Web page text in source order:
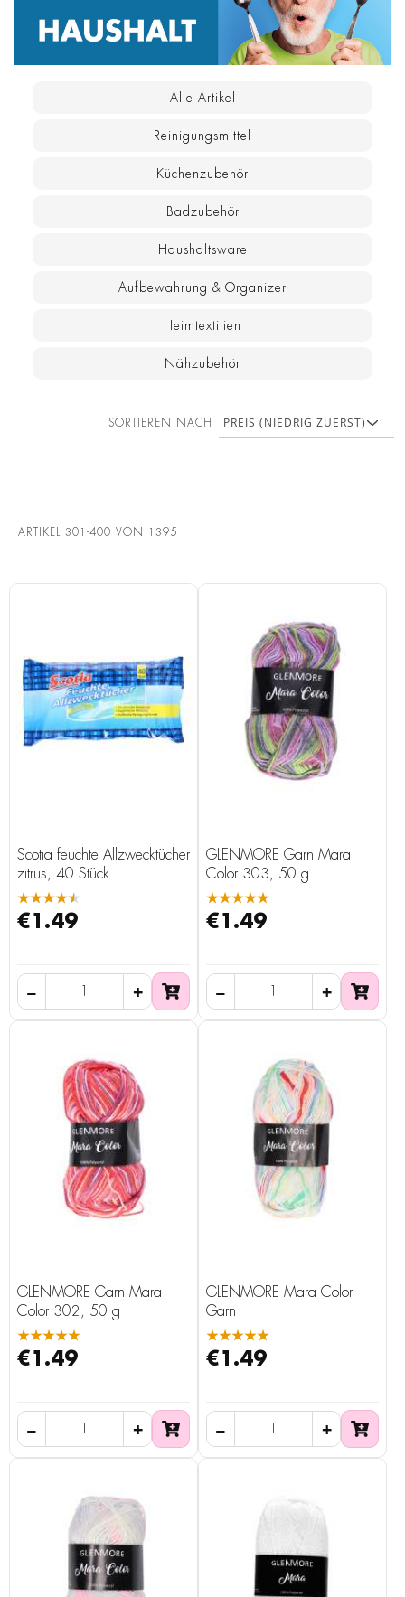
Alle Artikel
Reinigungsmittel
Küchenzubehör
Badzubehör
Haushaltsware
Aufbewahrung & Organizer
Heimtextilien
Nähzubehör
ARTIKEL 301 -400 VON 1395
SORTIEREN NACH
Scotia feuchte Allzwecktücher
zitrus, 40 Stück
★★★★★
€1.49
GLENMORE Garn Mara
Color 303, 50 g
★★★★★
€1.49
GLENMORE Garn Mara
Color 302, 50 g
★★★★★
€1.49
GLENMORE Mara Color
Garn
★★★★★
€1.49